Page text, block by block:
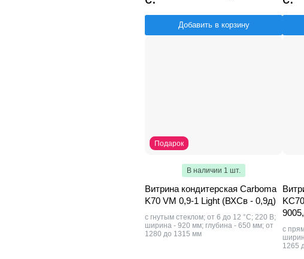
Добавить в корзину
Подарок
В наличии 1 шт.
Витрина кондитерская Carboma
K70 VM 0,9-1 Light (ВХСв - 0,9д)
с гнутым стеклом; от 6 до 12 °С; 220 В;
ширина - 920 мм; глубина - 650 мм; от
1280 до 1315 мм
с
1265